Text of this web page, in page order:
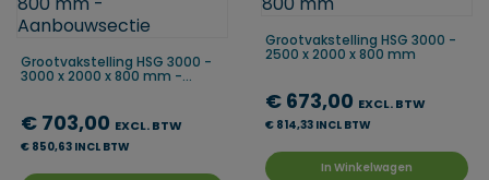
Grootvakstelling HSG 3000 -
3000 x 2000 x 800 mm -...
€ 703,00 EXCL. BTW
€ 850,63 INCL BTW
Grootvakstelling HSG 3000 -
2500 x 2000 x 800 mm
€ 673,00 EXCL. BTW
€ 814,33 INCL BTW
In Winkelwagen